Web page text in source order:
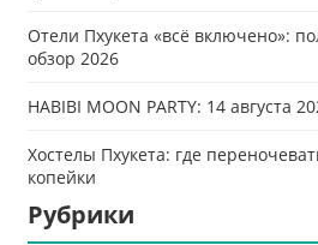
Отели Пхукета «всё включено»:
обзор 2026
HABIBI MOON PARTY: 14 августа
Хостелы Пхукета: где
копейки
Рубрики